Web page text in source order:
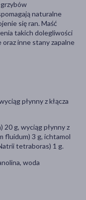
naturalne
się ran. Maść
takich dolegliwości
oraz inne stany zapalne
płynny z kłącza
20 g, wyciąg płynny z
fluidum) 3 g, ichtamol
tetraboras) 1 g.
woda